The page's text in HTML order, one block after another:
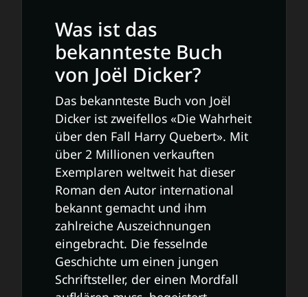
Was ist das
bekannteste Buch
von Joël Dicker?
Das bekannteste Buch von Joël
Dicker ist zweifellos «Die Wahrheit
über den Fall Harry Quebert». Mit
über 2 Millionen verkauften
Exemplaren weltweit hat dieser
Roman den Autor international
bekannt gemacht und ihm
zahlreiche Auszeichnungen
eingebracht. Die fesselnde
Geschichte um einen jungen
Schriftsteller, der einen Mordfall